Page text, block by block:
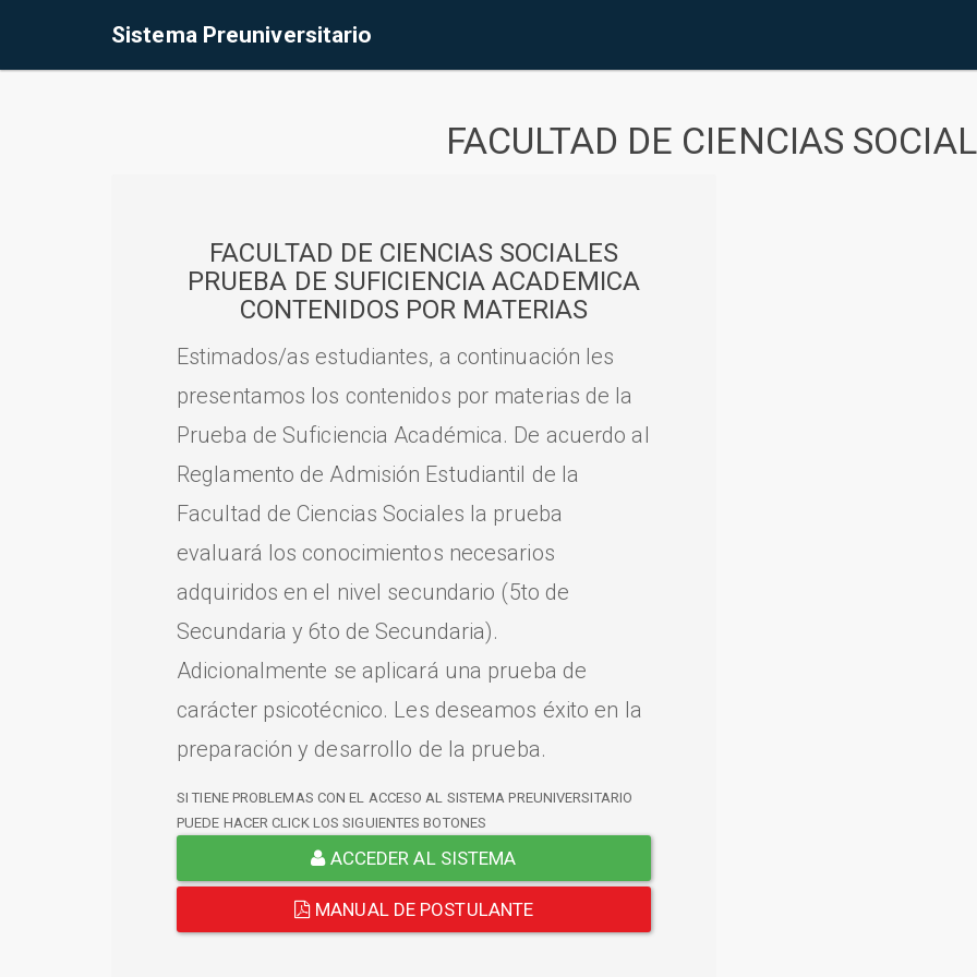
Sistema Preuniversitario
FACULTAD DE CIENCIAS
FACULTAD DE CIENCIAS SOCIALES
PRUEBA DE SUFICIENCIA ACADEMICA
CONTENIDOS POR MATERIAS
Estimados/as estudiantes, a continuación les
presentamos los contenidos por materias de la
Prueba de Suficiencia Académica. De acuerdo al
Reglamento de Admisión Estudiantil de la
Facultad de Ciencias Sociales la prueba
evaluará los conocimientos necesarios
adquiridos en el nivel secundario (5to de
Secundaria y 6to de Secundaria).
Adicionalmente se aplicará una prueba de
carácter psicotécnico. Les deseamos éxito en la
preparación y desarrollo de la prueba.
SI TIENE PROBLEMAS CON EL ACCESO AL SISTEMA PREUNIVERSITARIO
PUEDE HACER CLICK LOS SIGUIENTES BOTONES
ACCEDER AL SISTEMA
MANUAL DE POSTULANTE